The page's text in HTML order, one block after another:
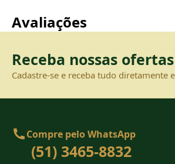
Avaliações
Receba nossas
Cadastre-se e receba tudo diretamente
Compre pelo WhatsApp
(51) 3465-8832